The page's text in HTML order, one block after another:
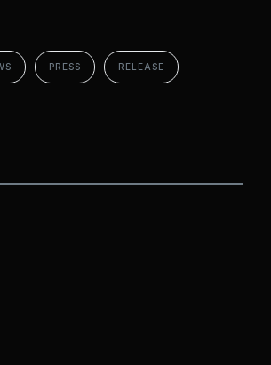
PRESS RELEASE